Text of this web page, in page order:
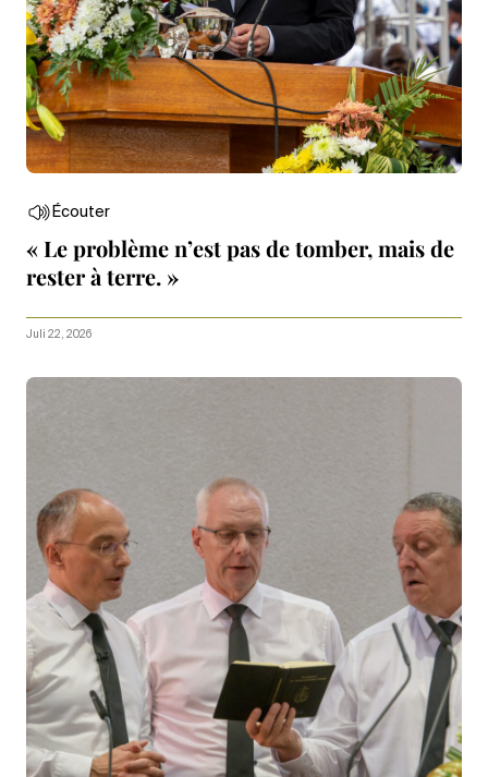
Écouter
« Le problème n’est pas de tomber, mais de
rester à terre. »
Juli 22, 2026